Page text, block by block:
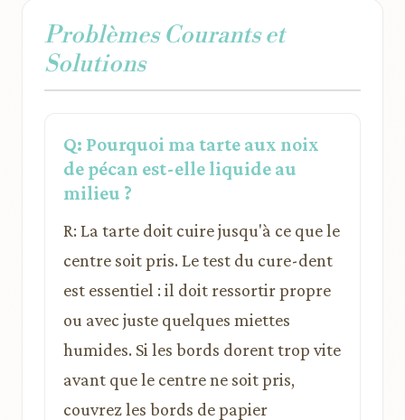
Problèmes Courants et
Solutions
Q: Pourquoi ma tarte aux noix
de pécan est-elle liquide au
milieu ?
R: La tarte doit cuire jusqu'à ce que le
centre soit pris. Le test du cure-dent
est essentiel : il doit ressortir propre
ou avec juste quelques miettes
humides. Si les bords dorent trop vite
avant que le centre ne soit pris,
couvrez les bords de papier